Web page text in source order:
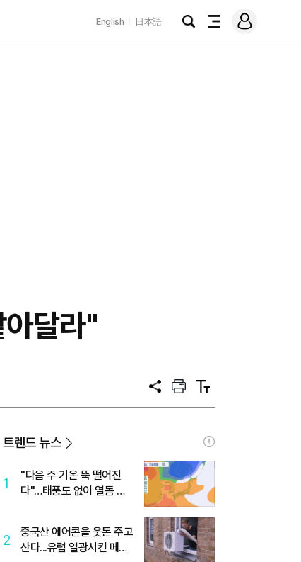
English 日本語
검
전
메
그
달라"
공
프
트
텍
트
트렌드 뉴스
1
"다음 주 기온 뚝 떨어진
다"…태풍도 없이 열돔 박
2
중국산 에어콘을 웃돈 주고
산다...유럽 열광시킨 메이